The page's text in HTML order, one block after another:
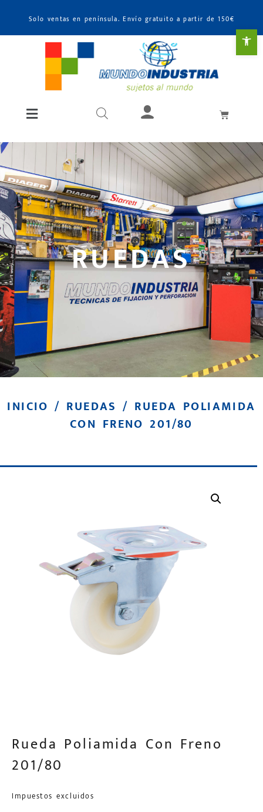
Solo ventas en península. Envío gratuito a partir de 150€
RUEDAS
INICIO / RUEDAS / RUEDA POLIAMIDA
CON FRENO 201/80
Rueda Poliamida Con Freno
201/80
Impuestos excluidos